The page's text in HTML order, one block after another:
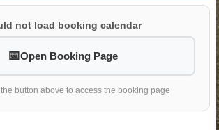
not load booking calendar
Open Booking Page
button above to access the booking page